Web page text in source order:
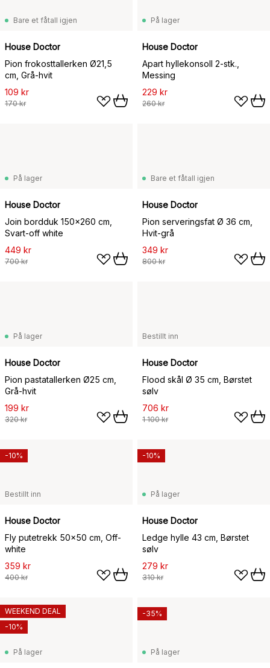
Bare et fåtall igjen
House Doctor
Pion frokosttallerken Ø21,5
cm, Grå-hvit
109 kr
170 kr
På lager
House Doctor
Apart hyllekonsoll 2-stk.,
Messing
229 kr
260 kr
På lager
House Doctor
Join bordduk 150x260 cm,
Svart-off white
449 kr
700 kr
Bare et fåtall igjen
House Doctor
Pion serveringsfat Ø 36 cm,
Hvit-grå
349 kr
800 kr
På lager
House Doctor
Pion pastatallerken Ø25 cm,
Grå-hvit
199 kr
320 kr
Bestillt inn
House Doctor
Flood skål Ø 35 cm, Børstet
sølv
706 kr
1 100 kr
Bestillt inn
House Doctor
Fly putetrekk 50x50 cm, Off-
white
359 kr
400 kr
-10%
På lager
House Doctor
Ledge hylle 43 cm, Børstet
sølv
279 kr
310 kr
-10%
På lager
WEEKEND DEAL
-10%
På lager
-35%